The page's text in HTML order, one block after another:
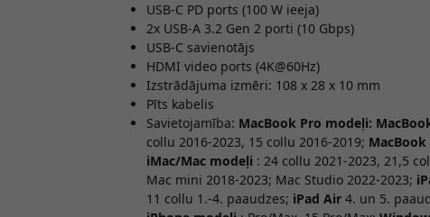
USB-C PD ports (100 W ieeja)
2x USB-A 3.2 Gen 2 porti (10 Gbps)
USB-C savienotājs
HDMI video ports (4K@60Hz)
Izstrādājuma izmēri: 108 x 28 x 10 mm
Pīts kabelis
Savietojamība: MacBook Pro modeļi:
collu 2016-2023, 15 collu 2016-2019;
iMac/Mac modeļi : 24 collu 2021-2023, 21,5
Mac mini 2018-2023; Mac Studio 2022-2023;
11 collu 1.-4. paaudzes; iPad Air 4. un 5.